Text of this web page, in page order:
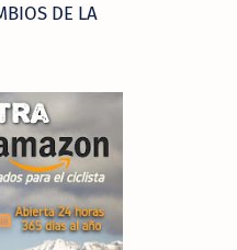
DE LA